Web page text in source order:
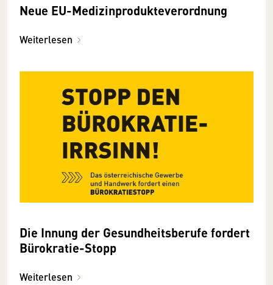
Neue EU-Medizinprodukteverordnung
Weiterlesen
Die Innung der Gesundheitsberufe fordert
Bürokratie-Stopp
Weiterlesen